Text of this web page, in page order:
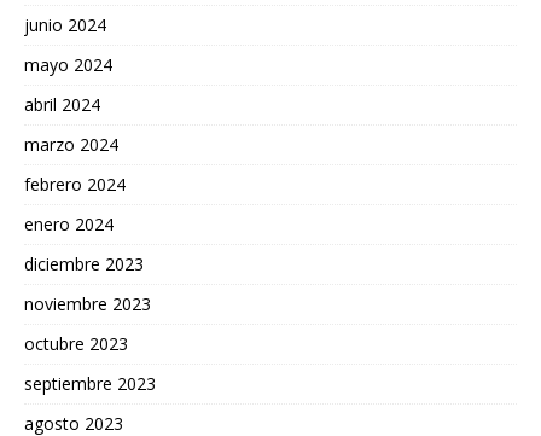
junio 2024
mayo 2024
abril 2024
marzo 2024
febrero 2024
enero 2024
diciembre 2023
noviembre 2023
octubre 2023
septiembre 2023
agosto 2023